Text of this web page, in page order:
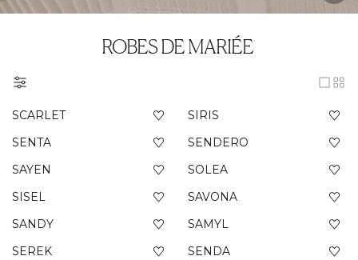
ROBES DE MARIÉE
SCARLET
SIRIS
SENTA
SENDERO
SAYEN
SOLEA
SISEL
SAVONA
SANDY
SAMYL
SEREK
SENDA